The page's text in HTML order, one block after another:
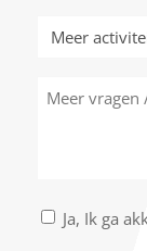
Meer
activiteiten
Meer
vragen
Akkoord
Ja, Ik ga